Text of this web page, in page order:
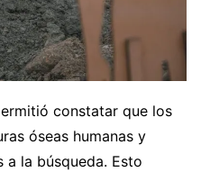
constatar que los
óseas humanas y
a la búsqueda. Esto